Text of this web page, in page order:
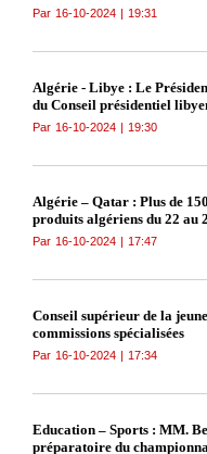
Par 16-10-2024 | 19:31
Algérie - Libye : Le
du Conseil présidentiel
Par 16-10-2024 | 19:30
Algérie – Qatar : Plus de
produits algériens du 22 au
Par 16-10-2024 | 17:47
Conseil supérieur de la
commissions spécialisées
Par 16-10-2024 | 17:34
Education – Sports : MM.
préparatoire du